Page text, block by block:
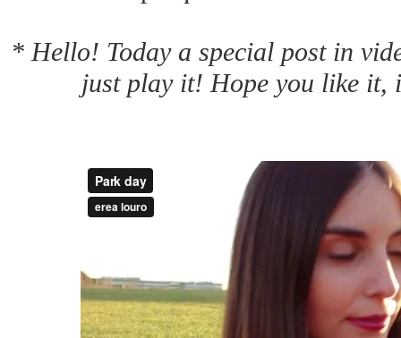
* Hello! Today a special post in
just play it! Hope you like it,